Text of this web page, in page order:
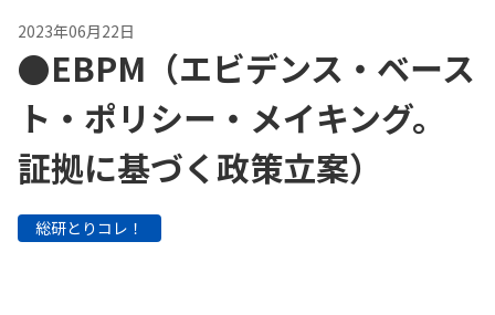
ホーム
NEAとは
教育情報
お問い合わせ
2023年06月22日
●EBPM（エビデンス・ベース
ト・ポリシー・メイキング。
証拠に基づく政策立案）
総研とりコレ！